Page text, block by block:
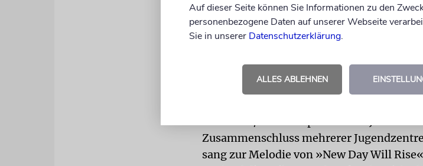
bestehende Tanz- und Gesangsgruppe
trugen Cowboyhüte. Bühnenbild und
gehalten.
Zusammenschluss mehrerer
sang zur Melodie von »New Day Will
Auf dieser Seite können Sie Informationen zu den
personenbezogene Daten auf unserer Webseite
Sie in unserer Datenschutzerklärung.
ALLES ABLEHNEN